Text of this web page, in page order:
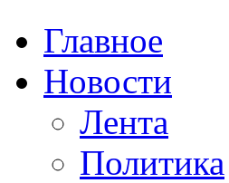
Главное
Новости
Лента
Политика